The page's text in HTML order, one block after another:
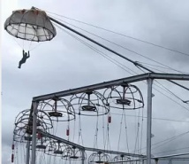
Перейти к основному содержанию